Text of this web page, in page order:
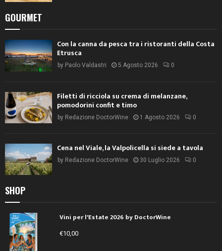
GOURMET
Con la canna da pesca tra i ristoranti della Costa
Etrusca
by Paolo Valdastri 5 Agosto 2026 0
Filetti di ricciola su crema di melanzane,
pomodorini confit e timo
by Redazione DoctorWine 1 Agosto 2026 0
Cena nel Viale, la Valpolicella si siede a tavola
by Redazione DoctorWine 30 Luglio 2026 0
SHOP
Vini per l'Estate 2026 by DoctorWine
€10,00